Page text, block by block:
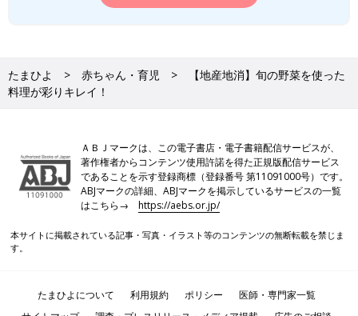
たまひよ 赤ちゃん・育児
【地産地消】旬の野菜を使った
料理が彩りキレイ！
ＡＢＪマークは、この電子書店・電子書籍配信サービスが、
著作権者からコンテンツ使用許諾を得た正規版配信サービス
であることを示す登録商標（登録番号 第11091000号）です。
ABJマークの詳細、ABJマークを掲示しているサービスの一覧
はこちら→https://aebs.or.jp/
本サイトに掲載されている記事・写真・イラスト等のコンテンツの無断転載を禁じま
す。
たまひよについて 利用規約 ポリシー
医師・専門家一覧